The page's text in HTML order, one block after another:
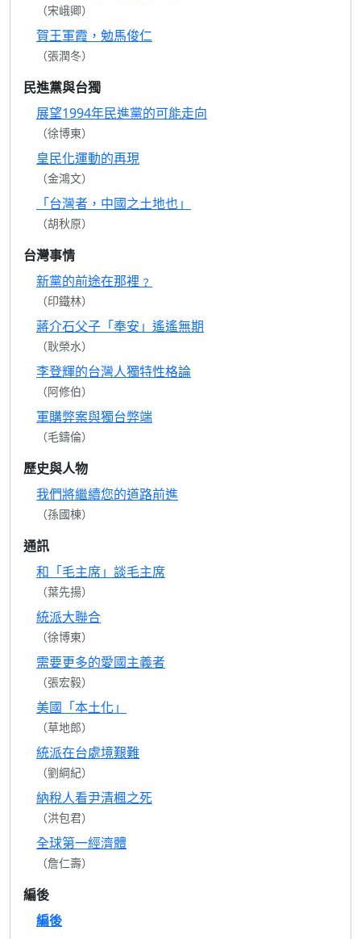
（宋峨卿）
賀王軍霞，勉馬俊仁
（張潤冬）
民進黨與台獨
展望1994年民進黨的可能走向
（徐博東）
皇民化運動的再現
（金鴻文）
「台灣者，中國之土地也」
（胡秋原）
台灣事情
新黨的前途在那裡﹖
（印鐵林）
蔣介石父子「奉安」遙遙無期
（耿榮水）
李登輝的台灣人獨特性格論
（阿修伯）
軍購弊案與獨台弊端
（毛鑄倫）
歷史與人物
我們將繼續您的道路前進
（孫國棟）
通訊
和「毛主席」談毛主席
（葉先揚）
統派大聯合
（徐博東）
需要更多的愛國主義者
（張宏毅）
美國「本土化」
（草地郎）
統派在台處境艱難
（劉綱紀）
納稅人看尹清楓之死
（洪包君）
全球第一經濟體
（詹仁壽）
編後
編後